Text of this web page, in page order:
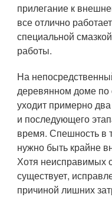
прилегание к
все отлично
специальной
работы.
На
деревянном доме по
уходит примерно
и последующего
время. Спешность в
нужно быть крайне
Хотя неисправимых
существует,
причиной лишних